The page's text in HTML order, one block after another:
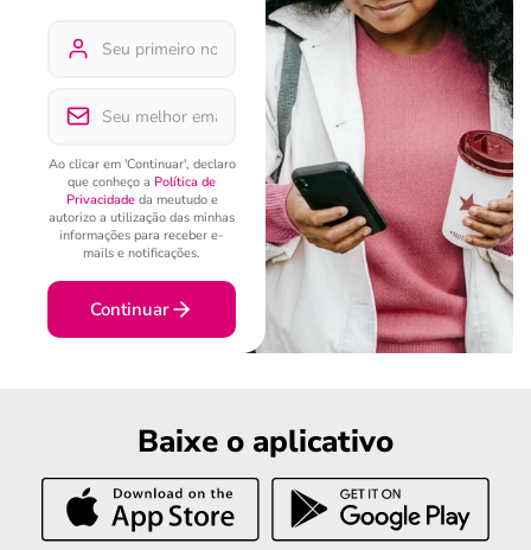
Ao clicar em 'Continuar', declaro
que conheço a Política de
Privacidadeda meutudo e
autorizo a utilização das minhas
informações para receber e-
mails e notificações.
Continuar
Baixe o aplicativo